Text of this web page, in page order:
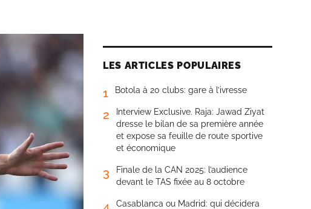
LES ARTICLES POPULAIRES
1 Botola à 20 clubs: gare à l’ivresse
2
Interview Exclusive. Raja: Jawad Ziyat
dresse le bilan de sa première année
et expose sa feuille de route sportive
et économique
3
Finale de la CAN 2025: l’audience
devant le TAS fixée au 8 octobre
Casablanca ou Madrid: qui décidera